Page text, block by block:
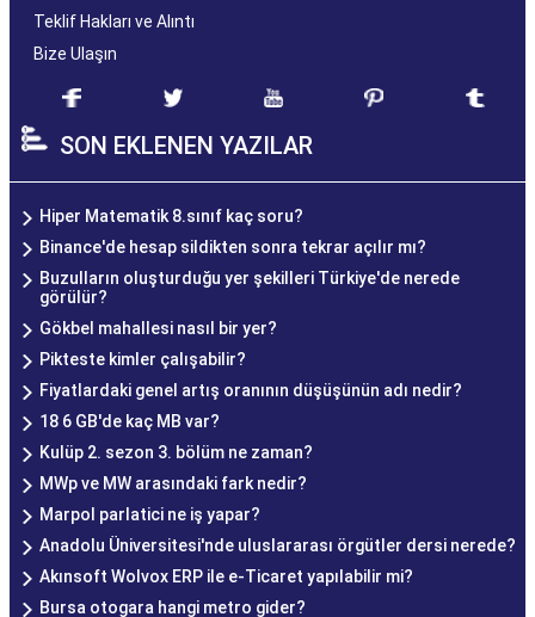
Teklif Hakları ve Alıntı
Bize Ulaşın
SON EKLENEN YAZILAR
Hiper Matematik 8.sınıf kaç soru?
Binance'de hesap sildikten sonra tekrar açılır mı?
Buzulların oluşturduğu yer şekilleri Türkiye'de nerede
görülür?
Gökbel mahallesi nasıl bir yer?
Pikteste kimler çalışabilir?
Fiyatlardaki genel artış oranının düşüşünün adı nedir?
18 6 GB'de kaç MB var?
Kulüp 2. sezon 3. bölüm ne zaman?
MWp ve MW arasındaki fark nedir?
Marpol parlatici ne iş yapar?
Anadolu Üniversitesi'nde uluslararası örgütler dersi nerede?
Akınsoft Wolvox ERP ile e-Ticaret yapılabilir mi?
Bursa otogara hangi metro gider?